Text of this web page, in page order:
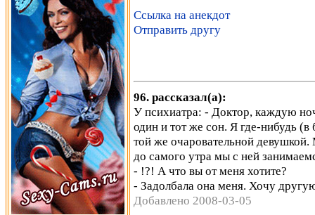
Ссылка на анекдот
Отправить другу
96. рассказал(а):
У психиатра: - Доктор, каждую
один и тот же сон. Я где-нибудь
той же очаровательной
до самого утра мы с ней
- !?! А что вы от меня хотите?
- Задолбала она меня. Хочу
Добавлено 2008-03-05